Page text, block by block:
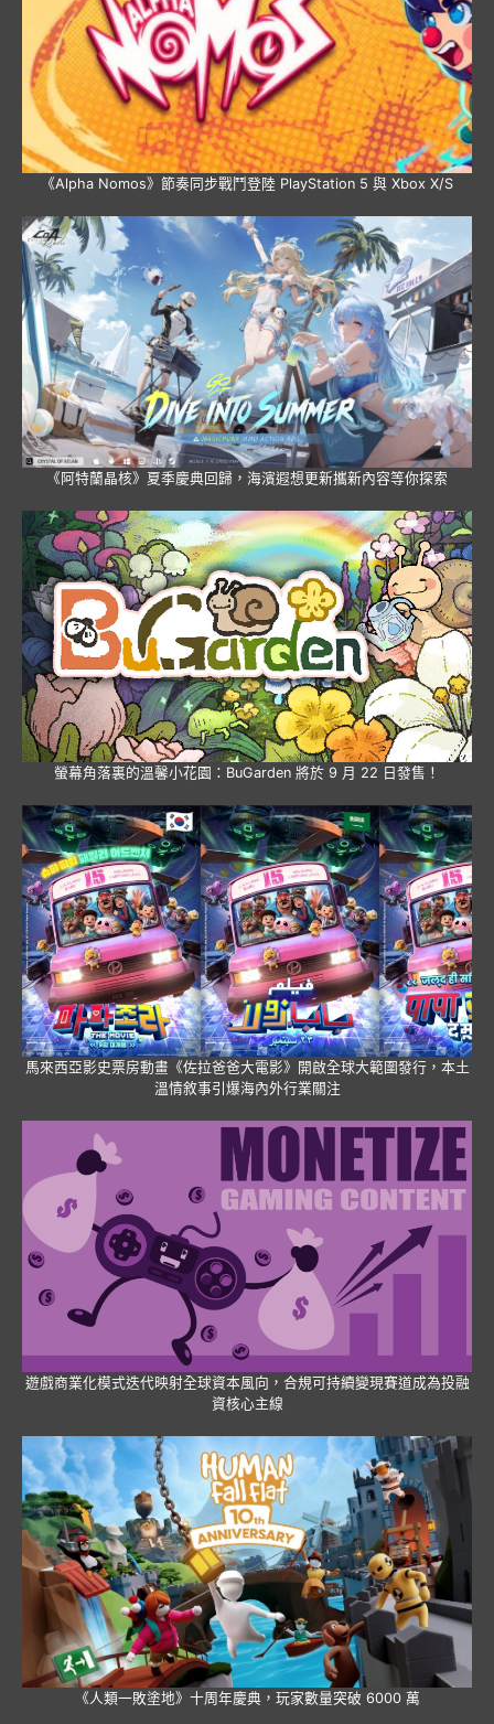
《Alpha Nomos》節奏同步戰鬥登陸 PlayStation 5 與 Xbox X/S
《阿特蘭晶核》夏季慶典回歸，海濱遐想更新攜新內容等你探索
螢幕角落裏的溫馨小花園：BuGarden 將於 9 月 22 日發售！
馬來西亞影史票房動畫《佐拉爸爸大電影》開啟全球大範圍發行，本土
溫情敘事引爆海內外行業關注
遊戲商業化模式迭代映射全球資本風向，合規可持續變現賽道成為投融
資核心主線
《人類一敗塗地》十周年慶典，玩家數量突破 6000 萬